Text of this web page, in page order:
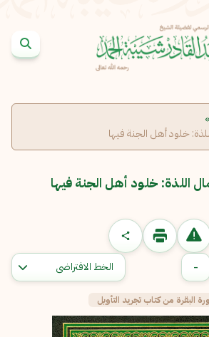
»
خلود أهل الجنة فيها
اللذة: خلود أهل الجنة فيها
إلغاء
-
البقرة من كتاب تجريد التأويل